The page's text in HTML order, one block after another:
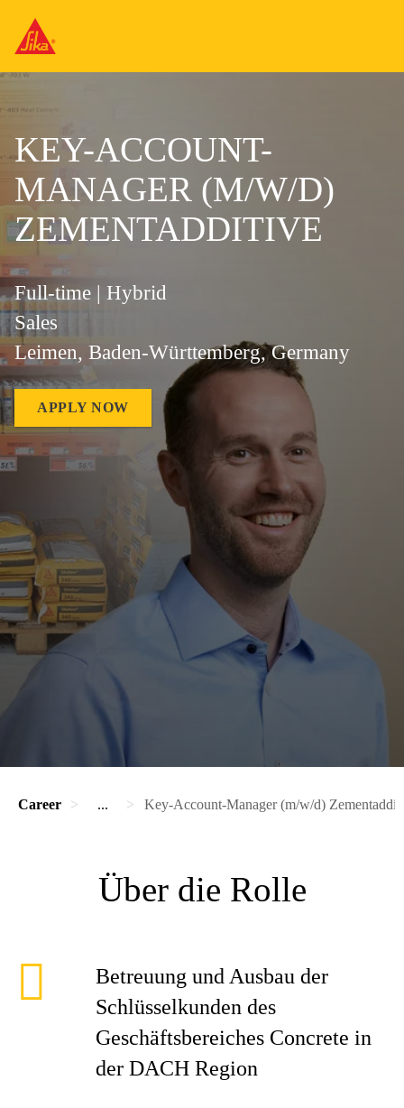
KEY-ACCOUNT-
MANAGER (M/W/D)
ZEMENTADDITIVE
Full-time | Hybrid
Sales
Leimen, Baden-Württemberg, Germany
APPLY NOW
Career ... Key-Account-Manager (m/w/d)
Über die Rolle
Betreuung und Ausbau der
Schlüsselkunden des
Geschäftsbereiches Concrete in
der DACH Region